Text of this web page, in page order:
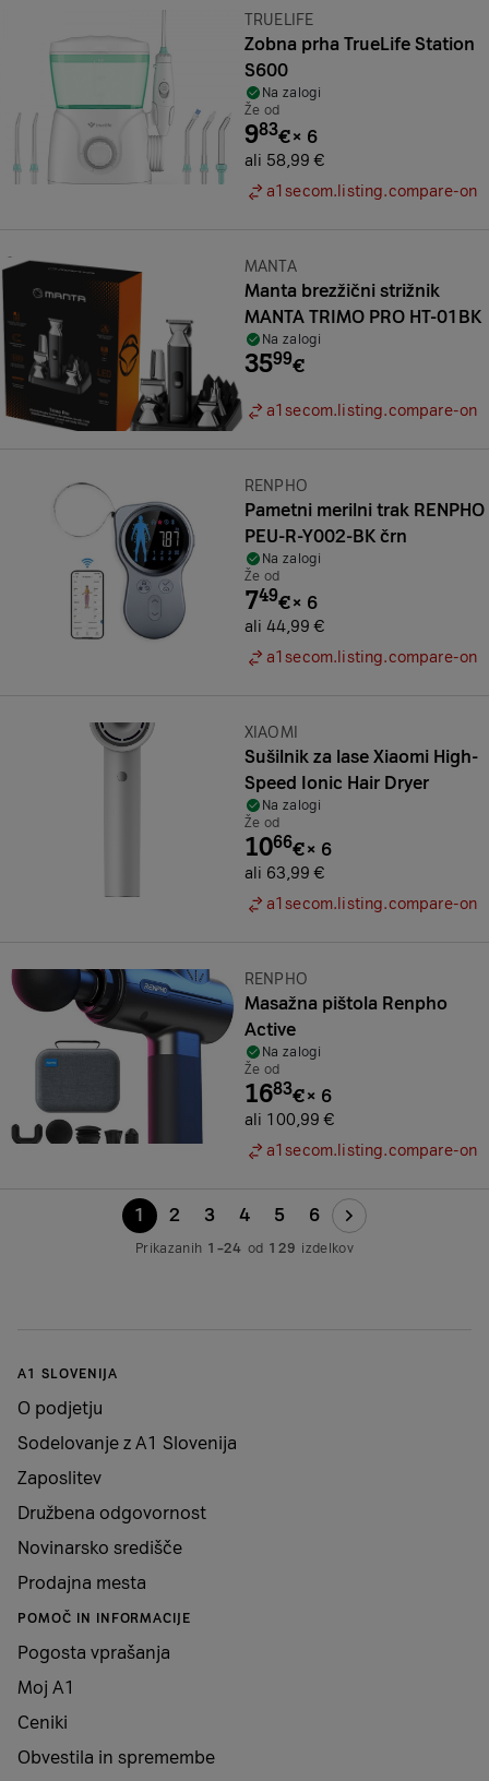
Znamka:
TRUELIFE
Zobna prha TrueLife Station
S600
Na zalogi
Že od
983€× 6
ali 58,99 €
a1secom.listing.compare-on
Znamka:
MANTA
Manta brezžični strižnik
MANTA TRIMO PRO HT-01BK
Na zalogi
3599€
a1secom.listing.compare-on
Znamka:
RENPHO
Pametni merilni trak RENPHO
PEU-R-Y002-BK črn
Na zalogi
Že od
749€× 6
ali 44,99 €
a1secom.listing.compare-on
Znamka:
XIAOMI
Sušilnik za lase Xiaomi High-
Speed Ionic Hair Dryer
Na zalogi
Že od
1066€× 6
ali 63,99 €
a1secom.listing.compare-on
Znamka:
RENPHO
Masažna pištola Renpho
Active
Na zalogi
Že od
1683€× 6
ali 100,99 €
a1secom.listing.compare-on
1 2 3 4 5 6
Prikazanih 1–24 od 129 izdelkov
A1 SLOVENIJA
O podjetju
Sodelovanje z A1 Slovenija
Zaposlitev
Družbena odgovornost
Novinarsko središče
Prodajna mesta
POMOČ IN INFORMACIJE
Pogosta vprašanja
Moj A1
Ceniki
Obvestila in spremembe